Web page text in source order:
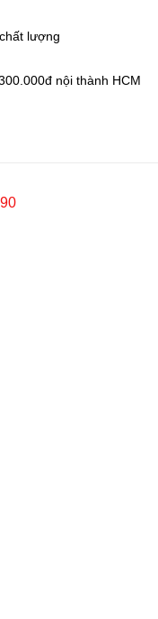
lượng
nội thành HCM